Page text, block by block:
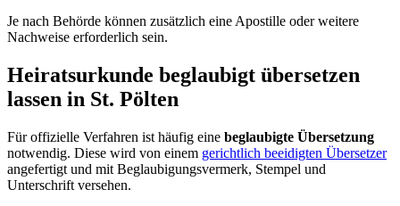
Je nach Behörde können zusätzlich eine Apostille oder weitere
Nachweise erforderlich sein.
Heiratsurkunde beglaubigt übersetzen
lassen in St. Pölten
Für offizielle Verfahren ist häufig eine beglaubigte Übersetzung
notwendig. Diese wird von einem gerichtlich beeidigten Übersetzer
angefertigt und mit Beglaubigungsvermerk, Stempel und
Unterschrift versehen.